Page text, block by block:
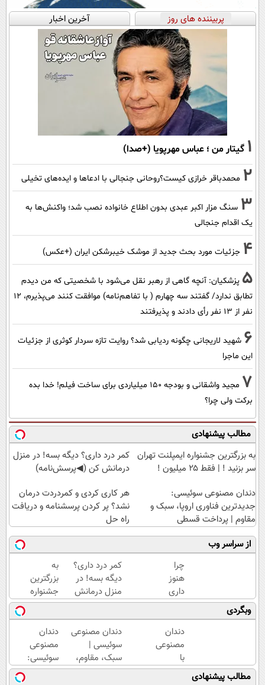
پربیننده های روز آخرین اخبار
1 گیتار من ؛ عباس مهرپویا (+صدا)
2 محمدباقر خرازی کیست؟روحانی جنجالی با ادعاها و ایده‌های تخیلی
3 سنگ مزار اکبر عبدی بدون اطلاع خانواده نصب شد؛ واکنش‌ها به
یک اقدام جنجالی
4 جزئیات مورد بحث جدید از موشک خیبرشکن ایران (+عکس)
5 پزشکیان‌: آنچه گاهی از رهبر نقل می‌شود با شخصیتی که من دیدم
تطابق ندارد/ گفتند سه چهارم ( با تفاهم‌نامه) موافقت کنند می‌پذیرم، 12
نفر از 13 نفر رأی دادند و پذیرفتند
6 شهید لاریجانی چگونه ردیابی شد؟ روایت تازه سردار کوثری از جزئیات
این ماجرا
7
مجید واشقانی و بودجه 150 میلیاردی برای ساخت فیلم! خدا بده
برکت ولی چرا؟
مطالب پیشنهادی
به بزرگترین جشنواره ایمپلنت تهران
سر بزنید ! | فقط ۲۵ میلیون !
کمر درد داری؟ دیگه بسه! در منزل
درمانش کن (◀پرسش‌نامه)
دندان مصنوعی سوئیسی:
جدیدترین فناوری اروپا، سبک و
مقاوم | پرداخت قسطی
هر کاری کردی و کمردردت درمان
نشد؟ پر کردن پرسشنامه و دریافت
راه حل
از سراسر وب
چرا
هنوز
داری
با درد
راه
میری؟
وقتی
راه
درمان
کمر درد داری؟
دیگه بسه! در
منزل درمانش
کن
(◀پرسش‌نامه)
به
بزرگترین
جشنواره
ایمپلنت
تهران
سر بزنید
! | فقط
۲۵
میلیون
وبگردی
دندان
مصنوعی
با
تکنولوژی
دندان مصنوعی
سوئیسی |
سبک، مقاوم،
طبیعی! ویزیت
دندان
مصنوعی
سوئیسی:
جدیدترین
مطالب پیشنهادی